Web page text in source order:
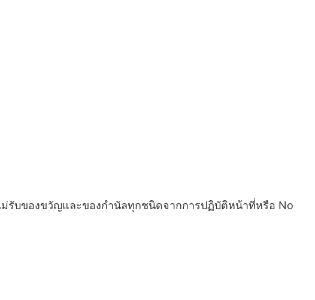
รับของขวัญและของกำนัลทุกชนิดจากการปฏิบัติหน้าที่หรือ No